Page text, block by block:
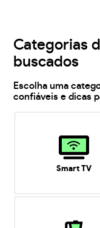
Categorias
buscados
Escolha uma
confiáveis e dicas
Smart TV